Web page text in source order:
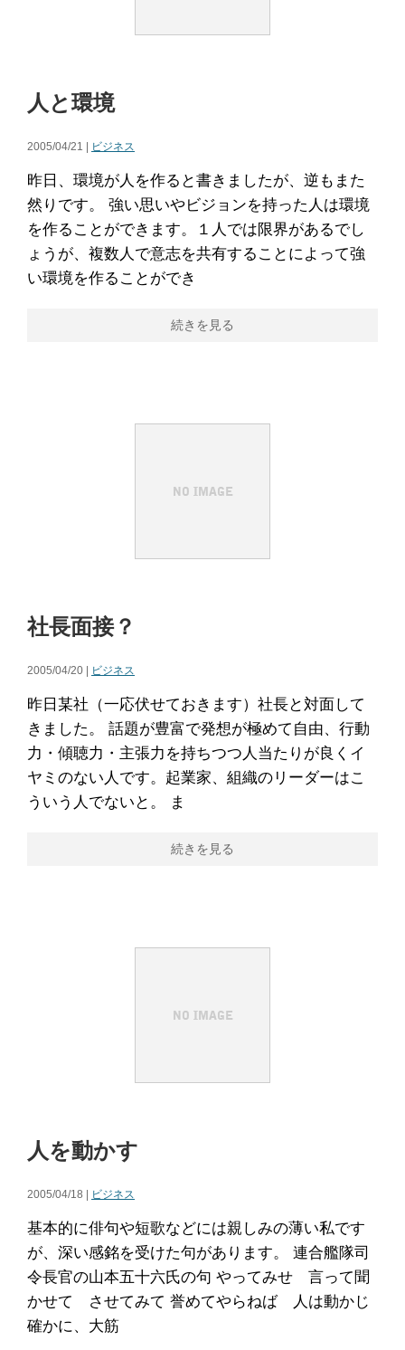
人と環境
2005/04/21 | ビジネス
昨日、環境が人を作ると書きましたが、逆もまた
然りです。 強い思いやビジョンを持った人は環境
を作ることができます。１人では限界があるでし
ょうが、複数人で意志を共有することによって強
い環境を作ることができ
続きを見る
社長面接？
2005/04/20 | ビジネス
昨日某社（一応伏せておきます）社長と対面して
きました。 話題が豊富で発想が極めて自由、行動
力・傾聴力・主張力を持ちつつ人当たりが良くイ
ヤミのない人です。起業家、組織のリーダーはこ
ういう人でないと。 ま
続きを見る
人を動かす
2005/04/18 | ビジネス
基本的に俳句や短歌などには親しみの薄い私です
が、深い感銘を受けた句があります。 連合艦隊司
令長官の山本五十六氏の句 やってみせ 言って聞
かせて させてみて 誉めてやらねば 人は動かじ
確かに、大筋